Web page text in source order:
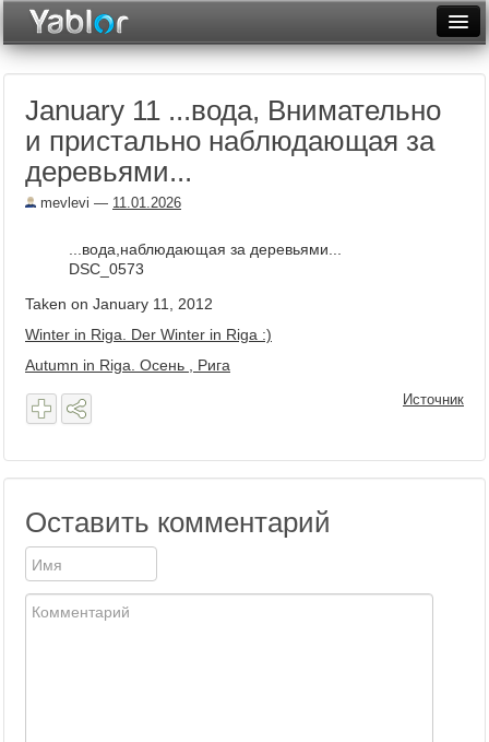
Неделя
Месяц
Видеотоп
January 11 ...вода, Внимательно
и пристально наблюдающая за
деревьями...
mevlevi — 11.01.2026
...вода,наблюдающая за деревьями...
DSC_0573
Taken on January 11, 2012
Winter in Riga. Der Winter in Riga :)
Autumn in Riga. Осень , Рига
Источник
Оставить комментарий